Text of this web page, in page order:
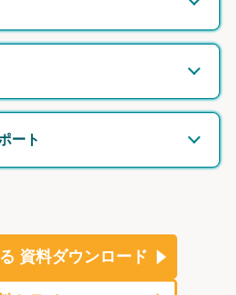
ート
資料ダウンロード